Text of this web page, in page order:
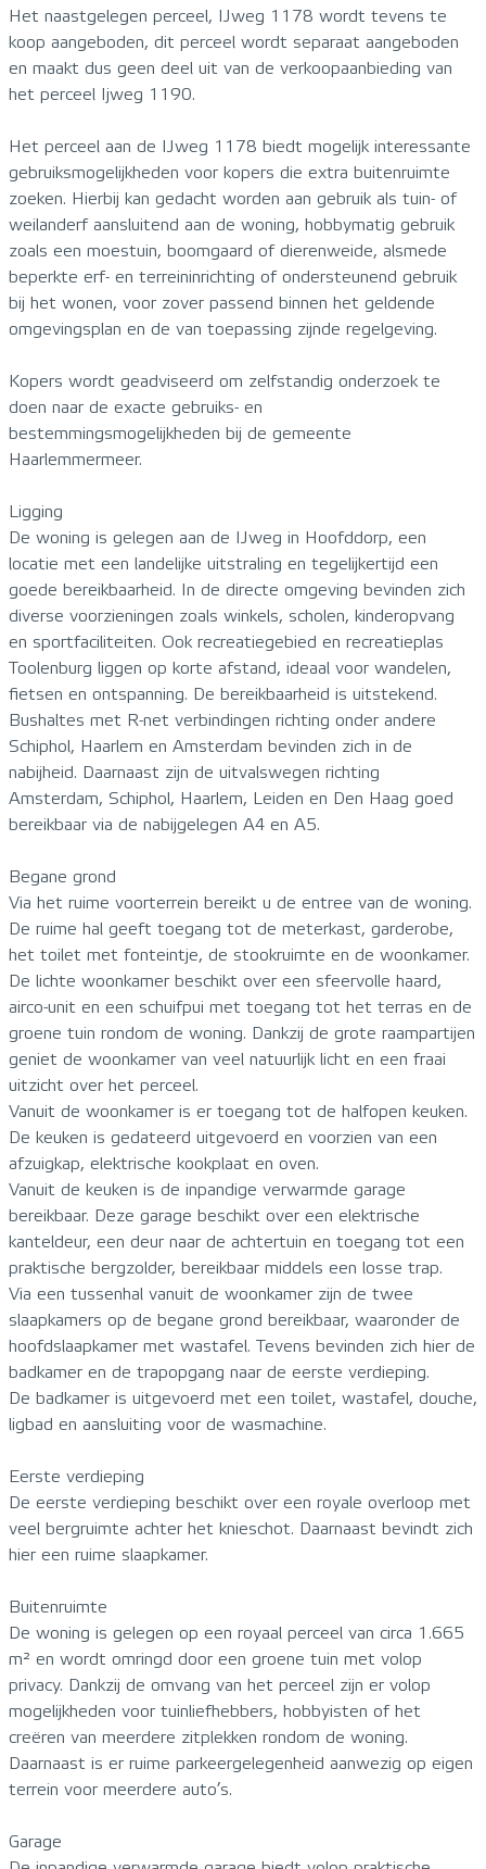
Het naastgelegen perceel, IJweg 1178 wordt tevens te
koop aangeboden, dit perceel wordt separaat aangeboden
en maakt dus geen deel uit van de verkoopaanbieding van
het perceel Ijweg 1190.
Het perceel aan de IJweg 1178 biedt mogelijk interessante
gebruiksmogelijkheden voor kopers die extra buitenruimte
zoeken. Hierbij kan gedacht worden aan gebruik als tuin- of
weilanderf aansluitend aan de woning, hobbymatig gebruik
zoals een moestuin, boomgaard of dierenweide, alsmede
beperkte erf- en terreininrichting of ondersteunend gebruik
bij het wonen, voor zover passend binnen het geldende
omgevingsplan en de van toepassing zijnde regelgeving.
Kopers wordt geadviseerd om zelfstandig onderzoek te
doen naar de exacte gebruiks- en
bestemmingsmogelijkheden bij de gemeente
Haarlemmermeer.
Ligging
De woning is gelegen aan de IJweg in Hoofddorp, een
locatie met een landelijke uitstraling en tegelijkertijd een
goede bereikbaarheid. In de directe omgeving bevinden zich
diverse voorzieningen zoals winkels, scholen, kinderopvang
en sportfaciliteiten. Ook recreatiegebied en recreatieplas
Toolenburg liggen op korte afstand, ideaal voor wandelen,
fietsen en ontspanning. De bereikbaarheid is uitstekend.
Bushaltes met R-net verbindingen richting onder andere
Schiphol, Haarlem en Amsterdam bevinden zich in de
nabijheid. Daarnaast zijn de uitvalswegen richting
Amsterdam, Schiphol, Haarlem, Leiden en Den Haag goed
bereikbaar via de nabijgelegen A4 en A5.
Begane grond
Via het ruime voorterrein bereikt u de entree van de woning.
De ruime hal geeft toegang tot de meterkast, garderobe,
het toilet met fonteintje, de stookruimte en de woonkamer.
De lichte woonkamer beschikt over een sfeervolle haard,
airco-unit en een schuifpui met toegang tot het terras en de
groene tuin rondom de woning. Dankzij de grote raampartijen
geniet de woonkamer van veel natuurlijk licht en een fraai
uitzicht over het perceel.
Vanuit de woonkamer is er toegang tot de halfopen keuken.
De keuken is gedateerd uitgevoerd en voorzien van een
afzuigkap, elektrische kookplaat en oven.
Vanuit de keuken is de inpandige verwarmde garage
bereikbaar. Deze garage beschikt over een elektrische
kanteldeur, een deur naar de achtertuin en toegang tot een
praktische bergzolder, bereikbaar middels een losse trap.
Via een tussenhal vanuit de woonkamer zijn de twee
slaapkamers op de begane grond bereikbaar, waaronder de
hoofdslaapkamer met wastafel. Tevens bevinden zich hier de
badkamer en de trapopgang naar de eerste verdieping.
De badkamer is uitgevoerd met een toilet, wastafel, douche,
ligbad en aansluiting voor de wasmachine.
Eerste verdieping
De eerste verdieping beschikt over een royale overloop met
veel bergruimte achter het knieschot. Daarnaast bevindt zich
hier een ruime slaapkamer.
Buitenruimte
De woning is gelegen op een royaal perceel van circa 1.665
m² en wordt omringd door een groene tuin met volop
privacy. Dankzij de omvang van het perceel zijn er volop
mogelijkheden voor tuinliefhebbers, hobbyisten of het
creëren van meerdere zitplekken rondom de woning.
Daarnaast is er ruime parkeergelegenheid aanwezig op eigen
terrein voor meerdere auto’s.
Garage